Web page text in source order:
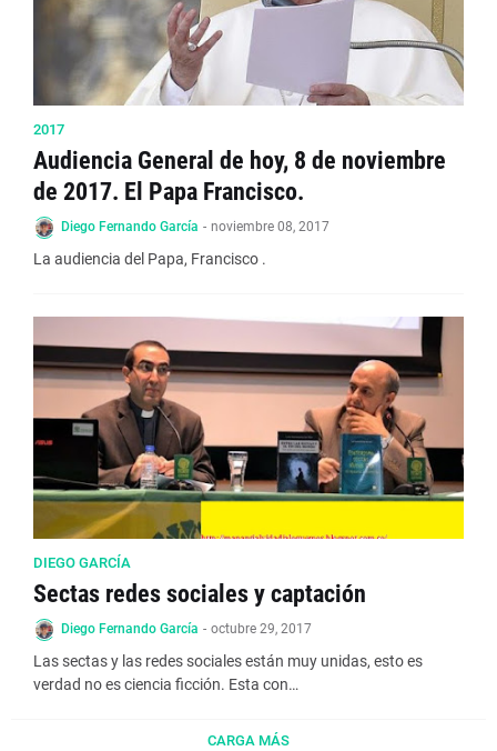
2017
Audiencia General de hoy, 8 de noviembre
de 2017. El Papa Francisco.
Diego Fernando García - noviembre 08, 2017
La audiencia del Papa, Francisco .
DIEGO GARCÍA
Sectas redes sociales y captación
Diego Fernando García - octubre 29, 2017
Las sectas y las redes sociales están muy unidas, esto es
verdad no es ciencia ficción. Esta con…
CARGA MÁS